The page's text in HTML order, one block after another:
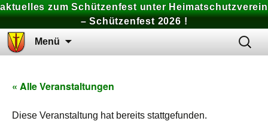
aktuelles zum Schützenfest unter Heimatschutzverein
– Schützenfest 2026 !
Menü
Suchen
nach:
« Alle Veranstaltungen
Diese Veranstaltung hat bereits stattgefunden.